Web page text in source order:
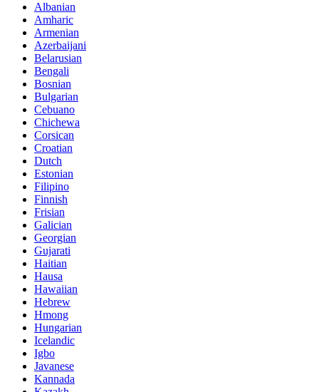
Albanian
Amharic
Armenian
Azerbaijani
Belarusian
Bengali
Bosnian
Bulgarian
Cebuano
Chichewa
Corsican
Croatian
Dutch
Estonian
Filipino
Finnish
Frisian
Galician
Georgian
Gujarati
Haitian
Hausa
Hawaiian
Hebrew
Hmong
Hungarian
Icelandic
Igbo
Javanese
Kannada